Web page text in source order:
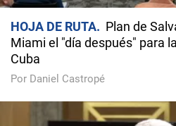
HOJA DE RUTA
Plan de
Miami el "día después" para
Cuba
Por Daniel Castropé